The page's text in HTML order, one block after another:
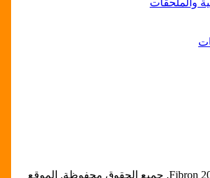
والملحقات
© 2026 Fibron. ‏‪©‬ ‏‪2025‬ ‏‪Fibron‬‏. جميع الحقوق محفوظة. الموقع